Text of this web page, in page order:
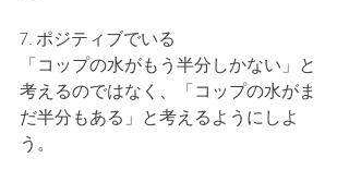
7. ポジティブでいる
「コップの水がもう半分しかない」と
考えるのではなく、「コップの水がま
だ半分もある」と考えるようにしよ
う。